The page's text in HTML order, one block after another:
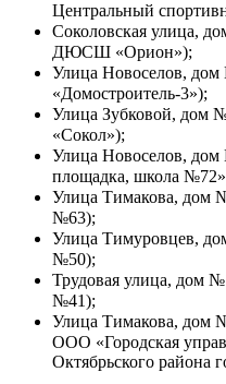
Центральный
Соколовская улица,
ДЮСШ «Орион»);
Улица Новоселов,
«Домостроитель-3»);
Улица Зубковой, дом
«Сокол»);
Улица Новоселов, дом
площадка, школа
Улица Тимакова, дом
№63);
Улица Тимуровцев,
№50);
Трудовая улица, дом
№41);
Улица Тимакова, дом
ООО «Городская
Октябрьского района